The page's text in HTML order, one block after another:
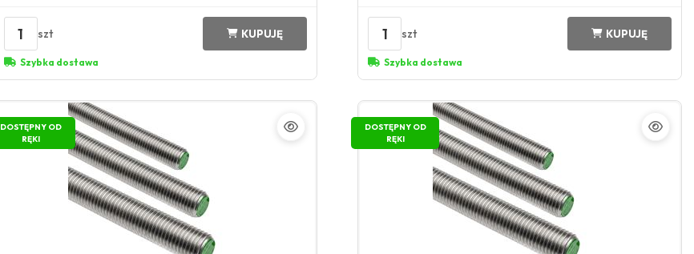
1 szt KUPUJĘ
Szybka dostawa
1 szt KUPUJĘ
Szybka dostawa
DOSTĘPNY OD
RĘKI
DOSTĘPNY OD
RĘKI